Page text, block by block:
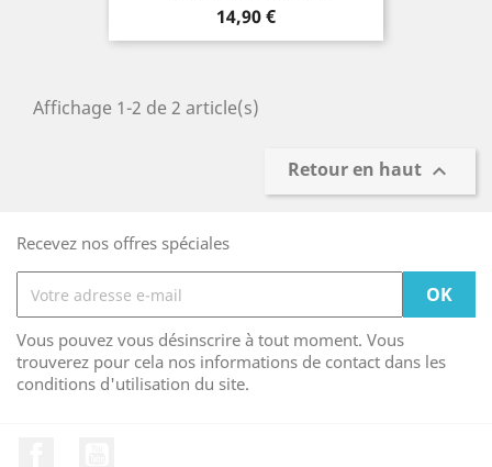
Prix
14,90 €
Affichage 1-2 de 2 article(s)
Retour en haut 
Recevez nos offres spéciales
Vous pouvez vous désinscrire à tout moment. Vous
trouverez pour cela nos informations de contact dans les
conditions d'utilisation du site.